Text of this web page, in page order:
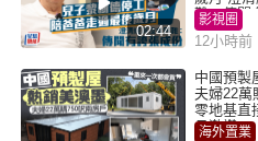
02:44
難：傳聞
影視圈
12小時前
中國預製
夫婦22萬
零地基直
月激讚
海外置業